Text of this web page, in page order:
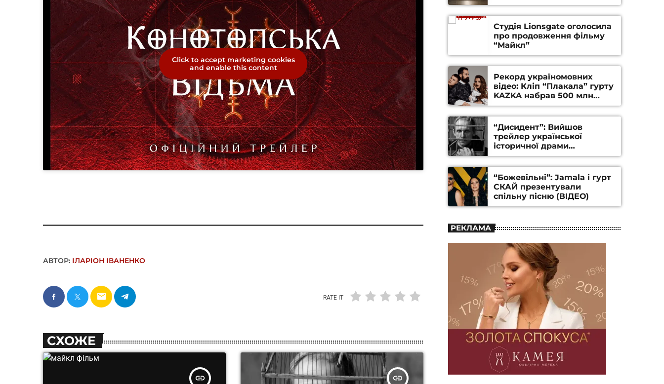
Click to accept marketing cookies
and enable this content
АВТОР: ІЛАРІОН ІВАНЕНКО
email RATE IT
СХОЖЕ
insert_link insert_link
Студія Lionsgate оголосила
про продовження фільму
“Майкл”
Рекорд україномовних
відео: Кліп “Плакала” гурту
KAZKA набрав 500 млн
переглядів на YouTube
“Дисидент”: Вийшов
трейлер української
історичної драми
Станіслава Гуренка та
Андрія Алфьорова (ВІДЕО)
“Божевільні”: Jamala і гурт
СКАЙ презентували
спільну пісню (ВІДЕО)
РЕКЛАМА